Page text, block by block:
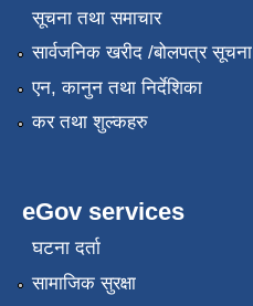
सूचना तथा समाचार
सार्वजनिक खरीद /बोलपत्र सूचना
एन, कानुन तथा निर्देशिका
कर तथा शुल्कहरु
eGov services
घटना दर्ता
सामाजिक सुरक्षा